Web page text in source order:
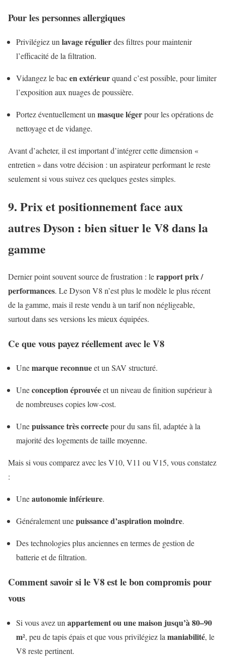
Pour les personnes allergiques
Privilégiez unlavage régulierdes filtres pour maintenir
l’efficacité de la filtration.
Vidangez le bacen extérieurquand c’est possible, pour limiter
l’exposition aux nuages de poussière.
Portez éventuellement unmasque légerpour les opérations de
nettoyage et de vidange.
Avant d’acheter, il est important d’intégrer cette dimension «
entretien » dans votre décision : un aspirateur performant le reste
seulement si vous suivez ces quelques gestes simples.
9. Prix et positionnement face aux
autres Dyson : bien situer le V8 dans la
gamme
Dernier point souvent source de frustration : lerapport prix /
performances. Le Dyson V8 n’est plus le modèle le plus récent
de la gamme, mais il reste vendu à un tarif non négligeable,
surtout dans ses versions les mieux équipées.
Ce que vous payez réellement avec le V8
Unemarque reconnueet un SAV structuré.
Uneconception éprouvéeet un niveau de finition supérieur à
de nombreuses copies low-cost.
Unepuissance très correctepour du sans fil, adaptée à la
majorité des logements de taille moyenne.
Mais si vous comparez avec les V10, V11 ou V15, vous constatez
:
Uneautonomie inférieure.
Généralement unepuissance d’aspiration moindre.
Des technologies plus anciennes en termes de gestion de
batterie et de filtration.
Comment savoir si le V8 est le bon compromis pour
vous
Si vous avez un appartement ou une maison jusqu’à 80–90
m², peu de tapis épais et que vous privilégiez la maniabilité, le
V8 reste pertinent.